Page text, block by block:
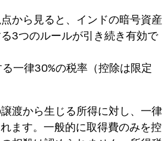
から見ると、インドの暗号資産
3つのルールが引き続き有効で
一律30%の税率（控除は限定
渡から生じる所得に対し、 一律
ます。一般的に取得費のみを控